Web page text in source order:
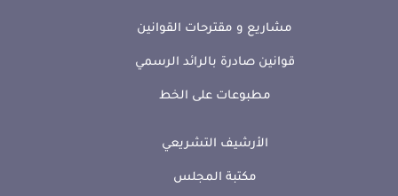
مشاريع و مقترحات القوانين
قوانين صادرة بالرائد الرسمي
مطبوعات على الخط
الأرشيف التشريعي
مكتبة المجلس